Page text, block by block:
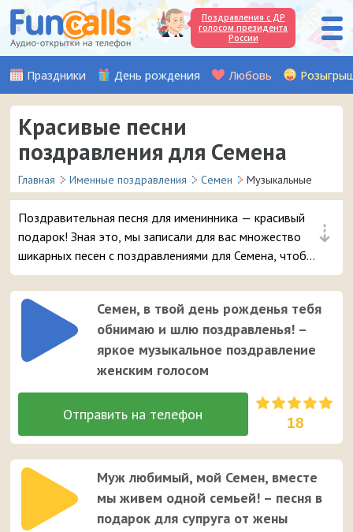
Поздравления с ДР
голосом президента
России
Праздники День рождения Любовь
Красивые песни
поздравления для Семена
Главная Именные поздравления Семен Музыкальные
⇣
Поздравительная песня для именинника — красивый
подарок! Зная это, мы записали для вас множество
шикарных песен с поздравлениями для Семена, чтобы
вы могли удивить и порадовать вашего друга,
любимого мужчину или знакомого мальчика с таким
именем в день его рождения.
Семен, в твой день рожденья тебя
обнимаю и шлю поздравленья! –
яркое музыкальное поздравление
женским голосом
18
Муж любимый, мой Семен, вместе
мы живем одной семьей! – песня в
подарок для супруга от жены